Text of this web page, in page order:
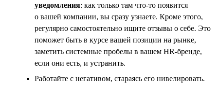
уведомления: как только там что-то появится
о вашей компании, вы сразу узнаете. Кроме этого,
регулярно самостоятельно ищите отзывы о себе. Это
поможет быть в курсе вашей позиции на рынке,
заметить системные пробелы в вашем HR-бренде,
если они есть, и устранить.
Работайте с негативом, стараясь его нивелировать.